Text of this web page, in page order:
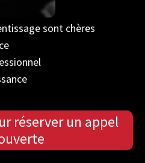
sont chères
réserver un appel